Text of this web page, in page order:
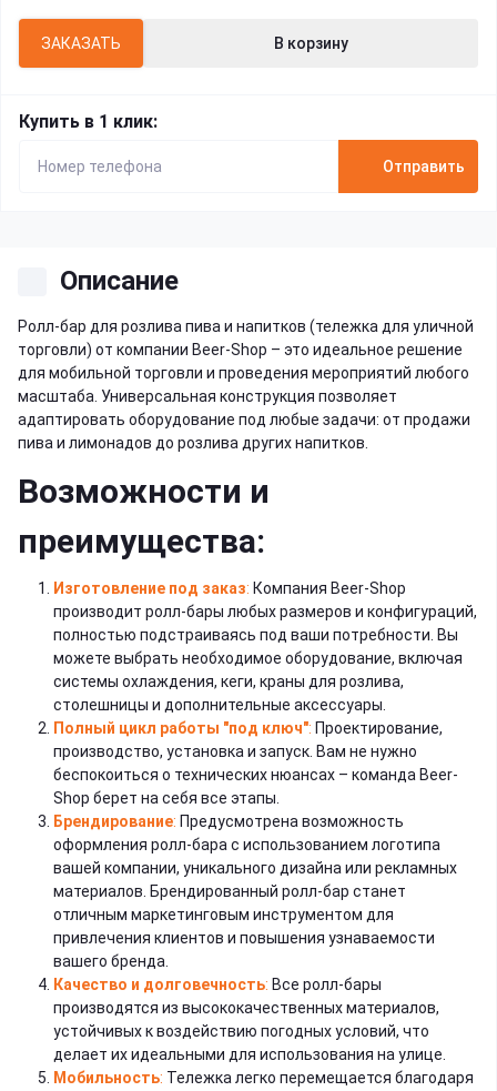
ЗАКАЗАТЬ В корзину
Купить в 1 клик:
Отправить
Описание
Ролл-бар для розлива пива и напитков (тележка для уличной
торговли) от компании Beer-Shop – это идеальное решение
для мобильной торговли и проведения мероприятий любого
масштаба. Универсальная конструкция позволяет
адаптировать оборудование под любые задачи: от продажи
пива и лимонадов до розлива других напитков.
Возможности и
преимущества:
Изготовление под заказ: Компания Beer-Shop
производит ролл-бары любых размеров и конфигураций,
полностью подстраиваясь под ваши потребности. Вы
можете выбрать необходимое оборудование, включая
системы охлаждения, кеги, краны для розлива,
столешницы и дополнительные аксессуары.
Полный цикл работы "под ключ": Проектирование,
производство, установка и запуск. Вам не нужно
беспокоиться о технических нюансах – команда Beer-
Shop берет на себя все этапы.
Брендирование: Предусмотрена возможность
оформления ролл-бара с использованием логотипа
вашей компании, уникального дизайна или рекламных
материалов. Брендированный ролл-бар станет
отличным маркетинговым инструментом для
привлечения клиентов и повышения узнаваемости
вашего бренда.
Качество и долговечность: Все ролл-бары
производятся из высококачественных материалов,
устойчивых к воздействию погодных условий, что
делает их идеальными для использования на улице.
Мобильность: Тележка легко перемещается благодаря